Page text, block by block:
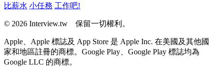
比薪水 小任務 工作吧!
© 2026 Interview.tw 保留一切權利。
Apple、Apple 標誌及 App Store 是 Apple Inc. 在美國及其他國
家和地區註冊的商標。Google Play、Google Play 標誌均為
Google LLC 的商標。